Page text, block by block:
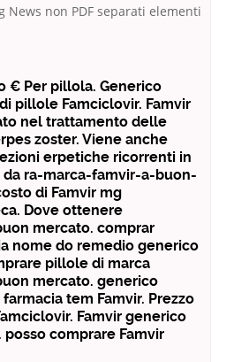
News non PDF separati elementi
€ Per pillola. Generico
pillole Famciclovir. Famvir
nel trattamento delle
zoster. Viene anche
erpetiche ricorrenti in
ra-marca-famvir-a-buon-
di Famvir mg
Dove ottenere
mercato. comprar
nome do remedio generico
pillole di marca
mercato. generico
farmacia tem Famvir. Prezzo
Famvir generico
comprare Famvir